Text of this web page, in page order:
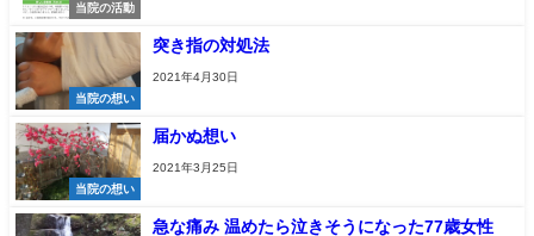
当院の活動
当院の想い
突き指の対処法
2021年4月30日
当院の想い
届かぬ想い
2021年3月25日
急な痛み 温めたら泣きそうになった77歳女性